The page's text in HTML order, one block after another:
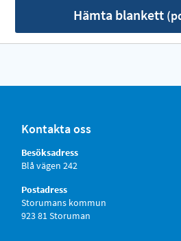
Hämta blankett
Kontakta oss
Besöksadress
Blå vägen 242
Postadress
Storumans kommun
923 81 Storuman